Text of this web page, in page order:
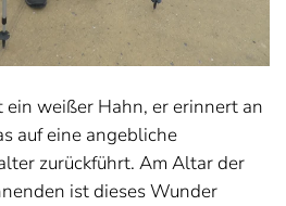
ein weißer Hahn, er erinnert an
auf eine angebliche
zurückführt. Am Altar der
ist dieses Wunder